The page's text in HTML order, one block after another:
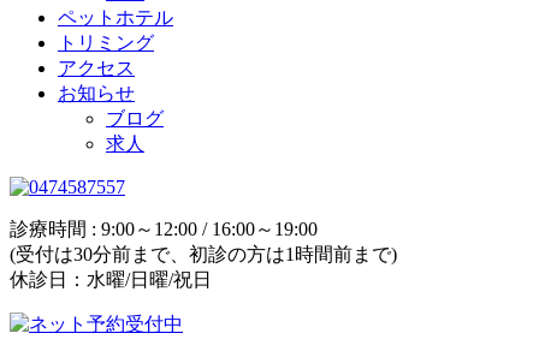
ペットホテル
トリミング
アクセス
お知らせ
ブログ
求人
診療時間 : 9:00～12:00 / 16:00～19:00
(受付は30分前まで、初診の方は1時間前まで)
休診日：水曜/日曜/祝日